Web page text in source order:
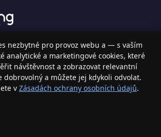
obchod s Apple produkty, příslušenstvím a
bezpečně a s jistotou.
nezbytné pro provoz webu a — s vaším
analytické a marketingové cookies, které
návštěvnost a zobrazovat relevantní
dobrovolný a můžete jej kdykoli odvolat.
v Zásadách ochrany osobních údajů.